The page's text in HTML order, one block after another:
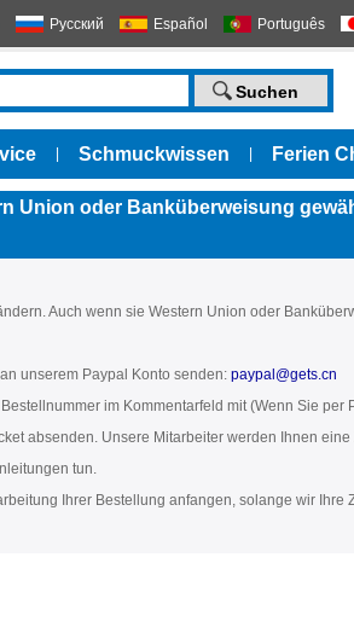
Русский Español Português
Schmuckwissen Ferien
Union oder Banküberweisung
Auch wenn sie Western Union oder
unserem Paypal Konto senden: paypal@gets.cn
im Kommentarfeld mit (Wenn Sie
absenden. Unsere Mitarbeiter werden Ihnen
tun.
Ihrer Bestellung anfangen, solange wir Ihre